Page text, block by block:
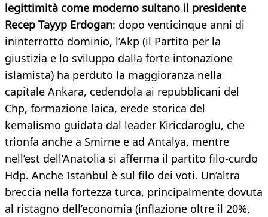
legittimità come moderno sultano il presidente
Recep Tayyp Erdogan: dopo venticinque anni di
ininterrotto dominio, l’Akp (il Partito per la
giustizia e lo sviluppo dalla forte intonazione
islamista) ha perduto la maggioranza nella
capitale Ankara, cedendola ai repubblicani del
Chp, formazione laica, erede storica del
kemalismo guidata dal leader Kiricdaroglu, che
trionfa anche a Smirne e ad Antalya, mentre
nell’est dell’Anatolia si afferma il partito filo-curdo
Hdp. Anche Istanbul è sul filo dei voti. Un’altra
breccia nella fortezza turca, principalmente dovuta
al ristagno dell’economia (inflazione oltre il 20%,